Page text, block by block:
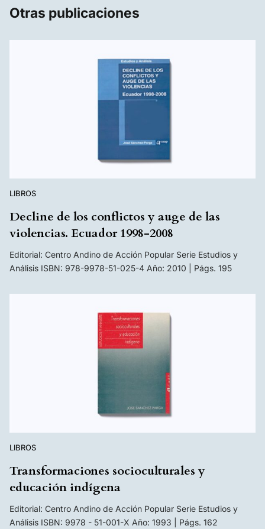
Otras publicaciones
LIBROS
Decline de los conflictos y auge de las
violencias. Ecuador 1998-2008
Editorial: Centro Andino de Acción Popular Serie Estudios y
Análisis ISBN: 978-9978-51-025-4 Año: 2010 | Págs. 195
LIBROS
Transformaciones socioculturales y
educación indígena
Editorial: Centro Andino de Acción Popular Serie Estudios y
Análisis ISBN: 9978 - 51-001-X Año: 1993 | Págs. 162